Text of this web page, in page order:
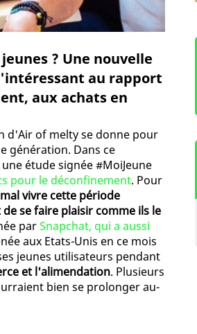
? Une nouvelle
au rapport
aux achats en
d'Air of melty se donne pour
génération. Dans ce
étude signée #MoiJeune
pour le déconfinement. Pour
vivre cette période
se faire plaisir comme ils le
parSnapchat, qui a aussi
aux Etats-Unis en ce mois
jeunes utilisateurs pendant
et l'alimendation. Plusieurs
bien se prolonger au-